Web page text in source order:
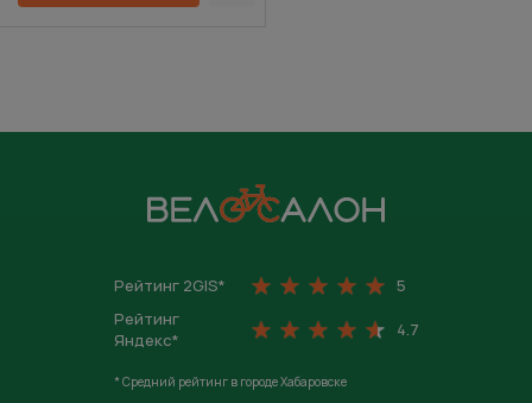
Рейтинг 2GIS*
5
Рейтинг
Яндекс*
4.7
* Средний рейтинг в городе Хабаровске